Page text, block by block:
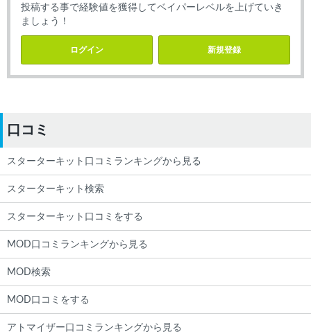
投稿する事で経験値を獲得してベイパーレベルを上げていき
ましょう！
ログイン 新規登録
口コミ
スターターキット口コミランキングから見る
スターターキット検索
スターターキット口コミをする
MOD口コミランキングから見る
MOD検索
MOD口コミをする
アトマイザー口コミランキングから見る